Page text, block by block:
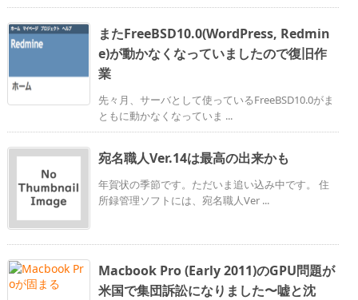
またFreeBSD10.0(WordPress, Redmin
e)が動かなくなっていましたので復旧作
業
先々月、サーバとして使っているFreeBSD10.0がま
ともに動かなくなっていま ...
宛名職人Ver.14は最高の出来かも
年賀状の季節です。ただいま追い込み中です。 住
所録管理ソフトには、宛名職人Ver ...
Macbook Pro (Early 2011)のGPU問題が
米国で集団訴訟になりました〜嘘と沈